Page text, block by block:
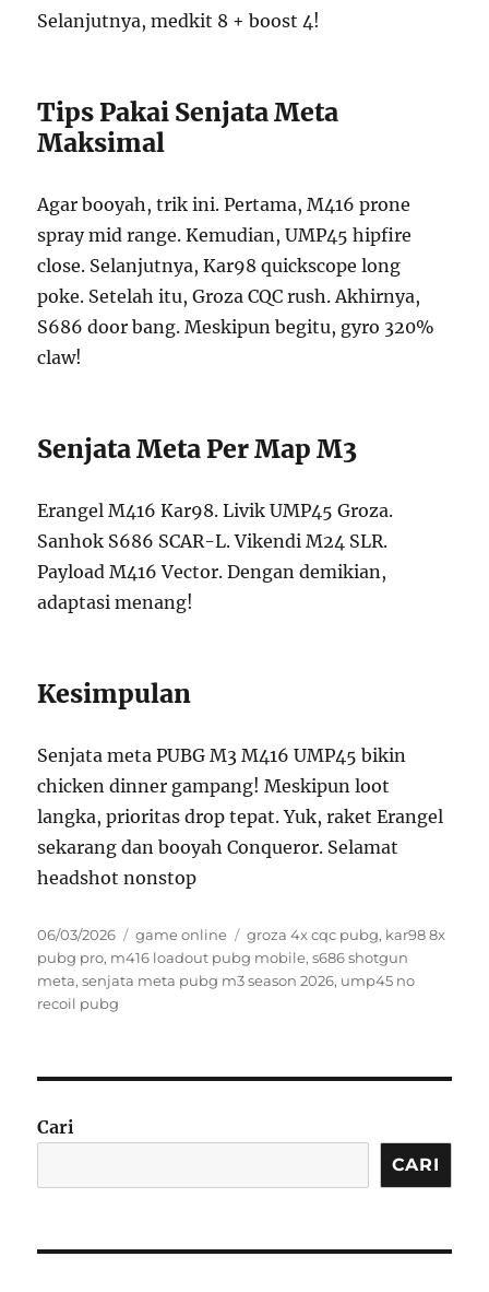
Selanjutnya, medkit 8 + boost 4!
Tips Pakai Senjata Meta
Maksimal
Agar booyah, trik ini. Pertama, M416 prone
spray mid range. Kemudian, UMP45 hipfire
close. Selanjutnya, Kar98 quickscope long
poke. Setelah itu, Groza CQC rush. Akhirnya,
S686 door bang. Meskipun begitu, gyro 320%
claw!
Senjata Meta Per Map M3
Erangel M416 Kar98. Livik UMP45 Groza.
Sanhok S686 SCAR-L. Vikendi M24 SLR.
Payload M416 Vector. Dengan demikian,
adaptasi menang!
Kesimpulan
Senjata meta PUBG M3 M416 UMP45 bikin
chicken dinner gampang! Meskipun loot
langka, prioritas drop tepat. Yuk, raket Erangel
sekarang dan booyah Conqueror. Selamat
headshot nonstop
Posted
on
06/03/2026 Categories
game online Tags
groza 4x cqc pubg, kar98 8x
pubg pro, m416 loadout pubg mobile,s686 shotgun
meta,senjata meta pubg m3 season 2026, ump45 no
recoil pubg
Cari
CARI